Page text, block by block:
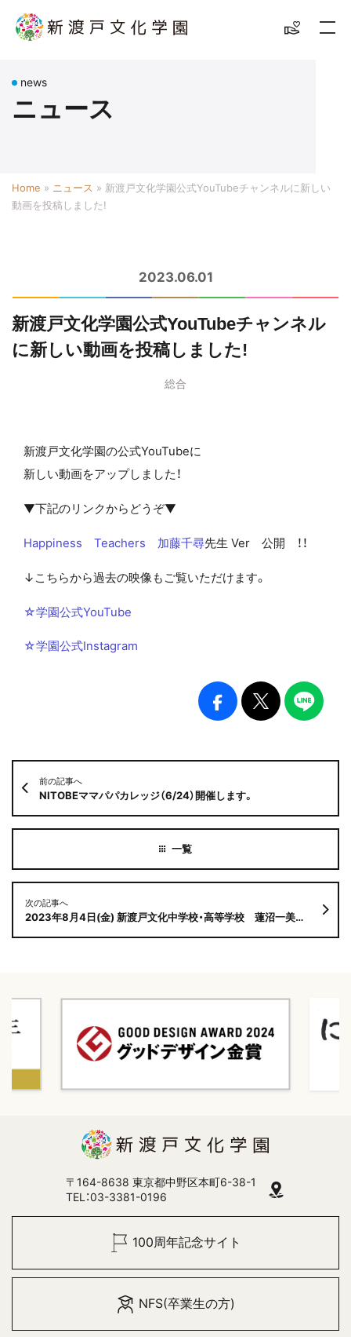
news
ニュース
Home » ニュース » 新渡戸文化学園公式YouTubeチャンネルに新しい
動画を投稿しました!
2023.06.01
新渡戸文化学園公式YouTubeチャンネル
に新しい動画を投稿しました!
総合
新渡戸文化学園の公式YouTubeに
新しい動画をアップしました！
▼下記のリンクからどうぞ▼
Happiness Teachers 加藤千尋先生 Ver 公開 ！！
↓こちらから過去の映像もご覧いただけます。
☆学園公式YouTube
☆学園公式Instagram
前の記事へ
NITOBEママパパカレッジ（6/24）開催します。
次の記事へ
2023年8月4日(金) 新渡戸文化中学校・高等学校 蓮沼一美先生が登壇します！
〒164-8638 東京都中野区本町6-38-1
TEL：03-3381-0196
100周年記念サイト
NFS(卒業生の方)